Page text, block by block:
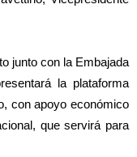
junto con la Embajada
la plataforma
con apoyo económico
que servirá para